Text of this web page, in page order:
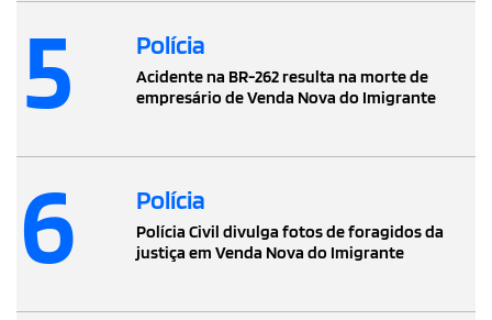
5 Polícia
Acidente na BR-262 resulta na morte de
empresário de Venda Nova do Imigrante
6 Polícia
Polícia Civil divulga fotos de foragidos da
justiça em Venda Nova do Imigrante